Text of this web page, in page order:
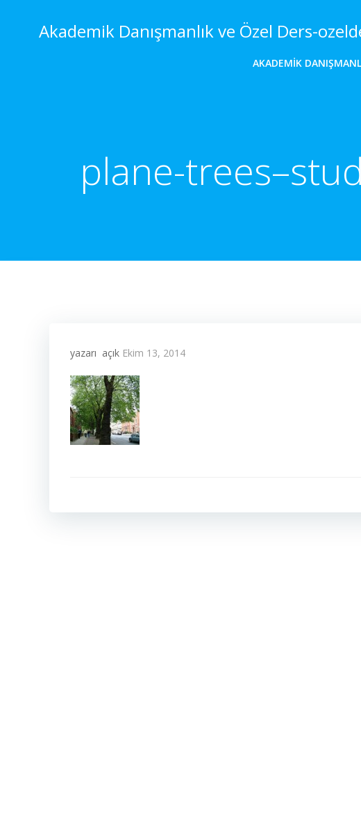
Akademik Danışmanlık ve Özel Ders-
AKADEMIK
plane-
yazarı açık Ekim 13, 2014